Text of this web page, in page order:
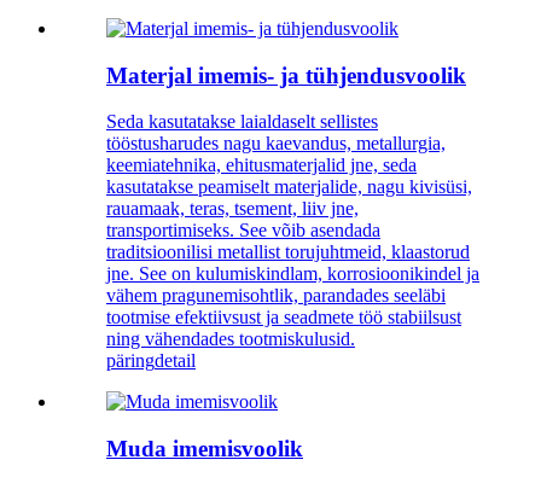
Materjal imemis- ja tühjendusvoolik
Seda kasutatakse laialdaselt sellistes
tööstusharudes nagu kaevandus, metallurgia,
keemiatehnika, ehitusmaterjalid jne, seda
kasutatakse peamiselt materjalide, nagu kivisüsi,
rauamaak, teras, tsement, liiv jne,
transportimiseks. See võib asendada
traditsioonilisi metallist torujuhtmeid, klaastorud
jne. See on kulumiskindlam, korrosioonikindel ja
vähem pragunemisohtlik, parandades seeläbi
tootmise efektiivsust ja seadmete töö stabiilsust
ning vähendades tootmiskulusid.
päringdetail
Muda imemisvoolik